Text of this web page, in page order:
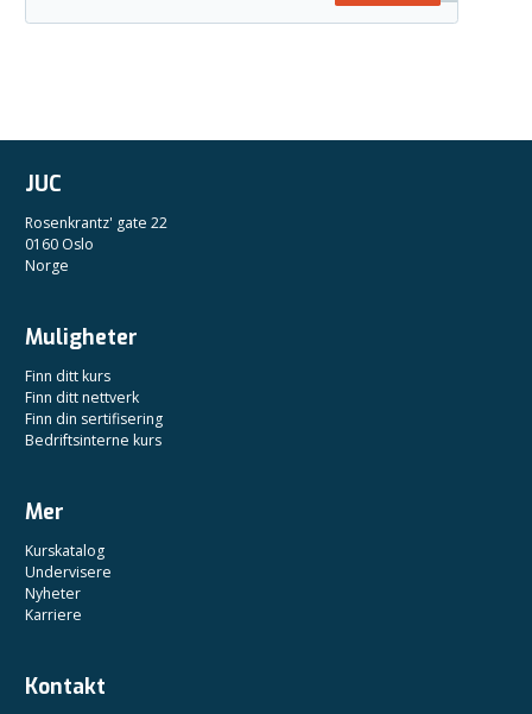
JUC
Rosenkrantz' gate 22
0160 Oslo
Norge
Muligheter
Finn ditt kurs
Finn ditt nettverk
Finn din sertifisering
Bedriftsinterne kurs
Mer
Kurskatalog
Undervisere
Nyheter
Karriere
Kontakt